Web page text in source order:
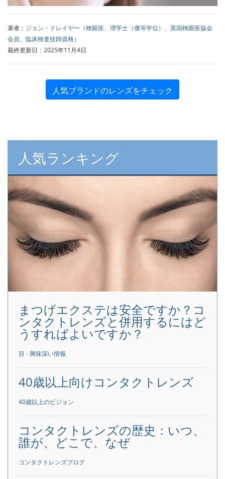
著者： ジョン・ドレイヤー（検眼医、理学士（優等学位）、英国検眼医協会
会員、臨床検査技師資格）
最終更新日：2025年11月4日
人気ブランドのレンズをチェック
人気ランキング
まつげエクステは安全ですか？コ
ンタクトレンズと併用するにはど
うすればよいですか？
目 - 興味深い情報
40歳以上向けコンタクトレンズ
40歳以上のビジョン
コンタクトレンズの歴史：いつ、
誰が、どこで、なぜ
コンタクトレンズブログ